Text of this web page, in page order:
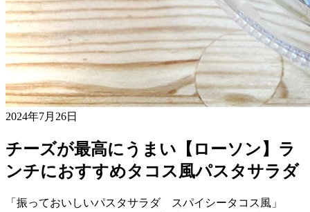
2024年7月26日
チーズが最高にうまい【ローソン】ラ
ンチにおすすめタコス風パスタサラダ
「振っておいしいパスタサラダ スパイシータコス風」